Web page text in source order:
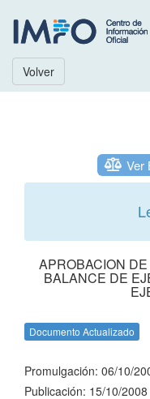
Volver
Ver
APROBACION
BALANCE DE
Documento Actualizado
Promulgación: 06/10/
Publicación: 15/10/2008